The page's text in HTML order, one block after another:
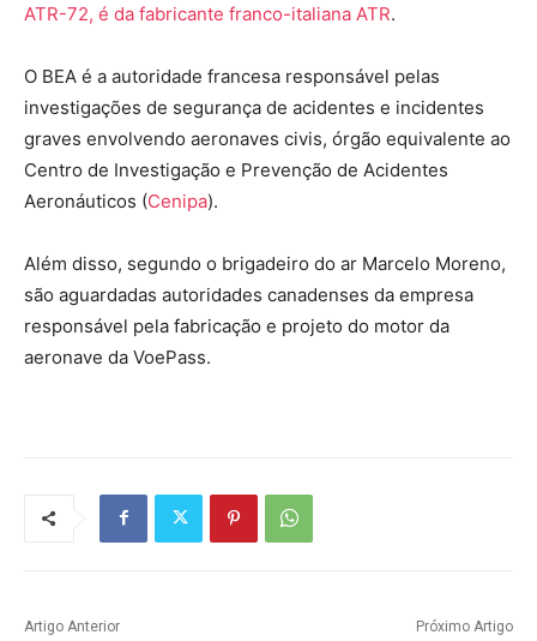
ATR-72, é da fabricante franco-italiana ATR.
O BEA é a autoridade francesa responsável pelas
investigações de segurança de acidentes e incidentes
graves envolvendo aeronaves civis, órgão equivalente ao
Centro de Investigação e Prevenção de Acidentes
Aeronáuticos (Cenipa).
Além disso, segundo o brigadeiro do ar Marcelo Moreno,
são aguardadas autoridades canadenses da empresa
responsável pela fabricação e projeto do motor da
aeronave da VoePass.
Artigo Anterior Próximo Artigo